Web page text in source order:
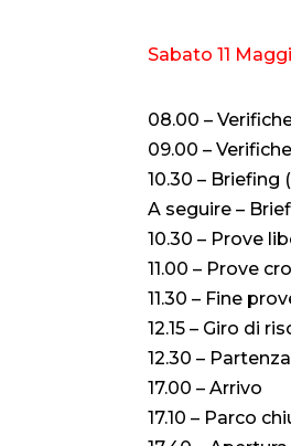
Sabato 11
08.00 –
09.00 –
10.30 –
A seguire –
10.30 – Prove
11.00 – Prove
11.30 – Fine
12.15 – Giro di
12.30 – Partenza
17.00 – Arrivo
17.10 – Parco